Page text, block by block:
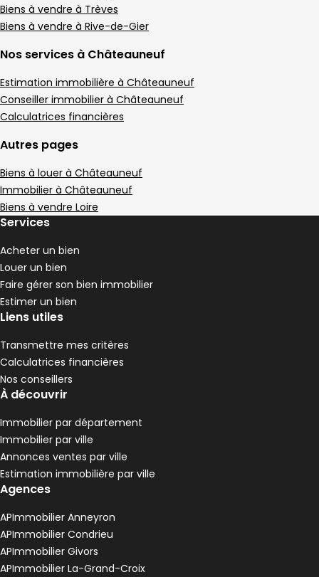
479 000 €
Sainte-Croix-en-Jarez - 42800
Maison • 7 pièces • 222 m²
DPE :
,
Terrain 1423 m²
93 m² 4 pièces Rive-de-Gier
Aller à l'image1
Aller à l'image2
Aller à l'image3
Aller à l'image4
Aller à l'image5
88 000 €
Rive-de-Gier - 42800
Appartement • 4 pièces • 93 m²
DPE :
,
Aller à l'image1
Aller à l'image2
Aller à l'image3
Aller à l'image4
Biens à vendre à Trèves
Biens à vendre à Rive-de-Gier
Nos services à Châteauneuf
Estimation immobilière à Châteauneuf
Conseiller immobilier à Châteauneuf
Calculatrices financières
Autres pages
Biens à louer à Châteauneuf
Immobilier à Châteauneuf
Biens à vendre Loire
Services
Acheter un bien
Louer un bien
Faire gérer son bien immobilier
Estimer un bien
Liens utiles
Transmettre mes critères
Calculatrices financières
Nos conseillers
À découvrir
Immobilier par département
Immobilier par ville
Annonces ventes par ville
Estimation immobilière par ville
Agences
APImmobilier Anneyron
APImmobilier Condrieu
APImmobilier Givors
APImmobilier La-Grand-Croix